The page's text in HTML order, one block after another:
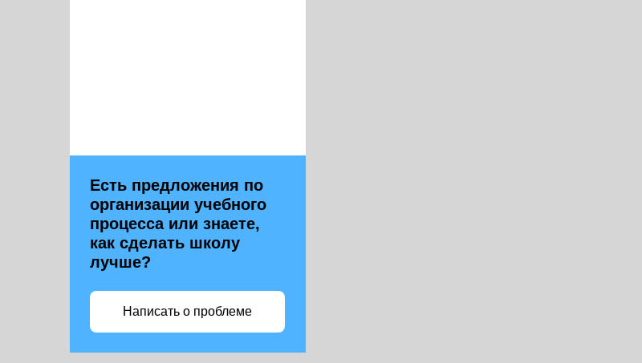
Есть предложения по
организации учебного
процесса или знаете,
как сделать школу
лучше?
Написать о проблеме